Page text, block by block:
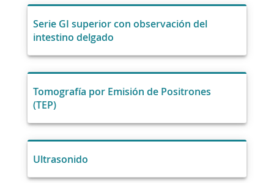
Serie GI superior con observación del
intestino delgado
Tomografía por Emisión de Positrones
(TEP)
Ultrasonido